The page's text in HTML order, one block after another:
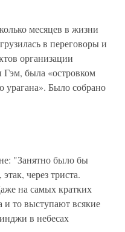
месяцев в жизни
в переговоры и
организации
Гэм, была «островком
урагана». Было собрано
"Занятно было бы
через триста.
на самых кратких
и то выступают всякие
в небесах